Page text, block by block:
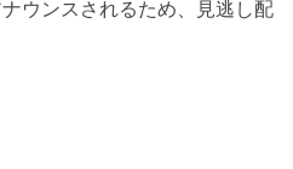
ウンスされるため、見逃し配